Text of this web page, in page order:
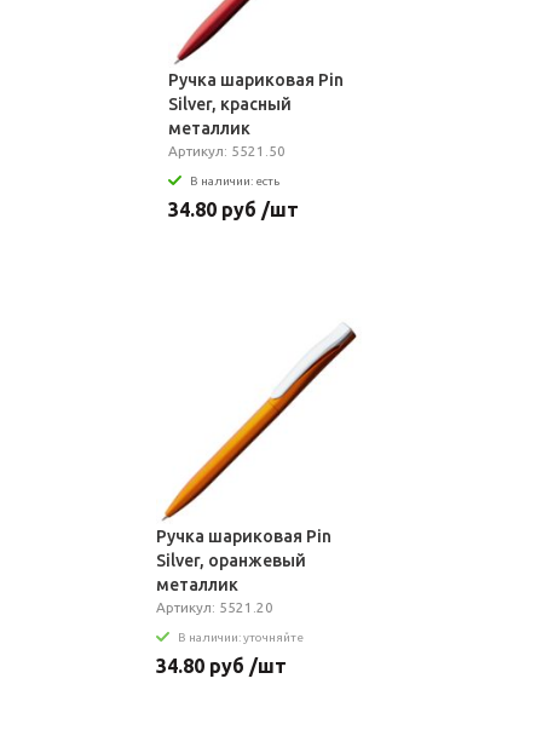
Ручка шариковая Pin
Silver, красный
металлик
Артикул: 5521.50
В наличии: есть
34.80 руб /шт
Ручка шариковая Pin
Silver, оранжевый
металлик
Артикул: 5521.20
В наличии: уточняйте
34.80 руб /шт